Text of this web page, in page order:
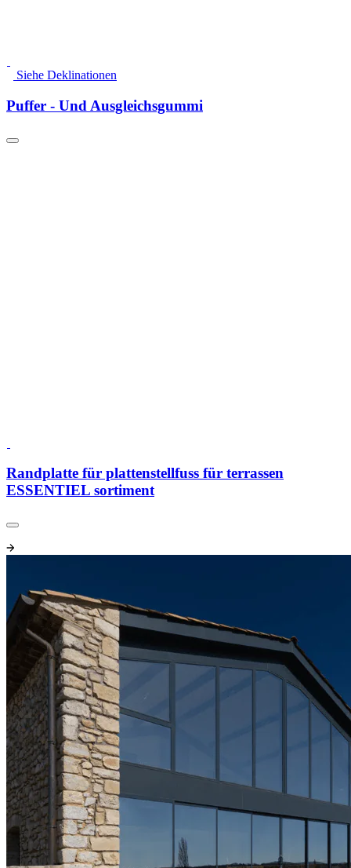
Siehe Deklinationen
Puffer - Und Ausgleichsgummi
Randplatte für plattenstellfuss für terrassen
ESSENTIEL sortiment